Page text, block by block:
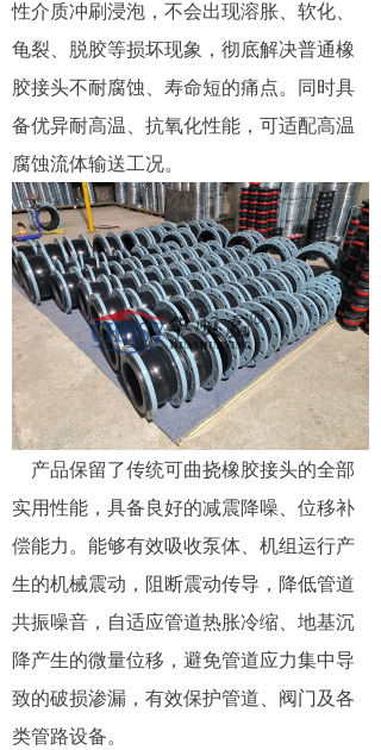
性介质冲刷浸泡，不会出现溶胀、软化、
龟裂、脱胶等损坏现象，彻底解决普通橡
胶接头不耐腐蚀、寿命短的痛点。同时具
备优异耐高温、抗氧化性能，可适配高温
腐蚀流体输送工况。
产品保留了传统可曲挠橡胶接头的全部
实用性能，具备良好的减震降噪、位移补
偿能力。能够有效吸收泵体、机组运行产
生的机械震动，阻断震动传导，降低管道
共振噪音，自适应管道热胀冷缩、地基沉
降产生的微量位移，避免管道应力集中导
致的破损渗漏，有效保护管道、阀门及各
类管路设备。